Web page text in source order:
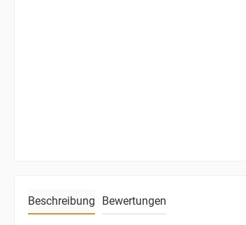
Beschreibung Bewertungen